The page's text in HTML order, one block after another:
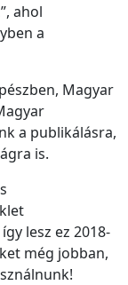
ahol
a
Magyar
a publikálásra,
is.
lesz ez 2018-
még jobban,